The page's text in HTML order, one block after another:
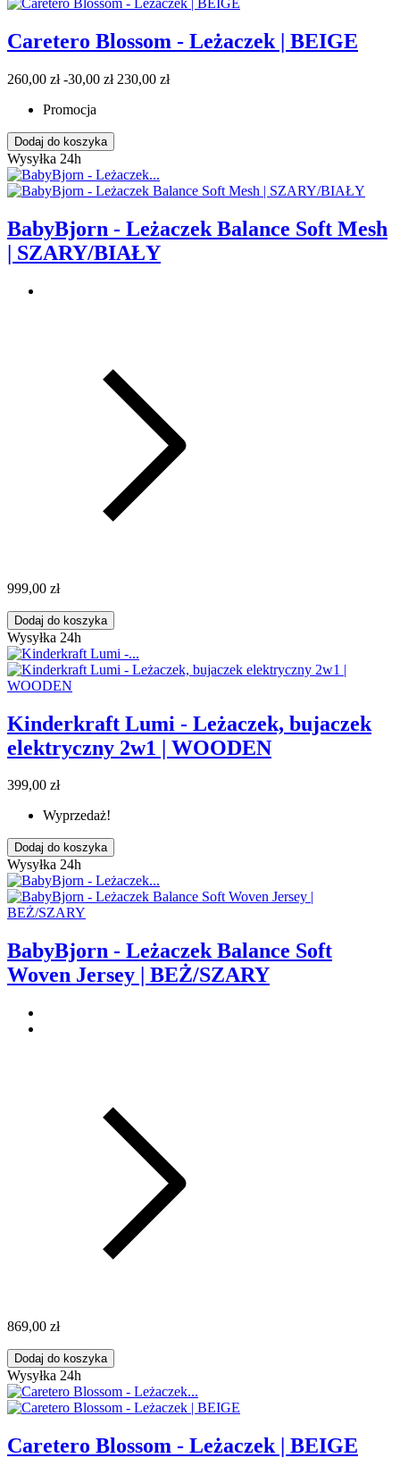
Caretero Blossom - Leżaczek | BEIGE
260,00 zł -30,00 zł 230,00 zł
Promocja
Dodaj do koszyka
Wysyłka 24h
BabyBjorn - Leżaczek Balance Soft Mesh
| SZARY/BIAŁY
999,00 zł
Dodaj do koszyka
Wysyłka 24h
Kinderkraft Lumi - Leżaczek, bujaczek
elektryczny 2w1 | WOODEN
399,00 zł
Wyprzedaż!
Dodaj do koszyka
Wysyłka 24h
BabyBjorn - Leżaczek Balance Soft
Woven Jersey | BEŻ/SZARY
869,00 zł
Dodaj do koszyka
Wysyłka 24h
Caretero Blossom - Leżaczek | BEIGE